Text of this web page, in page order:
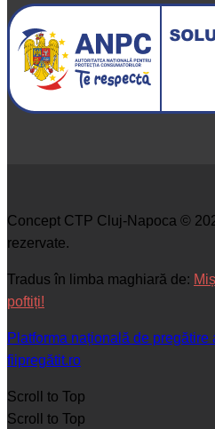
Concept CTP Cluj-Napoca ©
rezervate.
Tradus în limba maghiară de:
poftiți!
Platforma națională de pregătire
fiipregătit.ro
Scroll to Top
Scroll to Top